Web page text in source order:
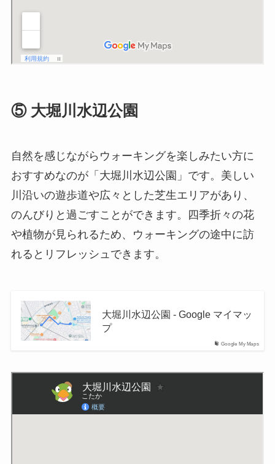
⑤ 大堀川水辺公園
自然を感じながらウォーキングを楽しみたい方に
おすすめなのが「大堀川水辺公園」です。美しい
川沿いの遊歩道や広々とした芝生エリアがあり、
のんびりと過ごすことができます。四季折々の花
や植物が見られるため、ウォーキングの途中に訪
れるとリフレッシュできます。
Google My Maps
大堀川水辺公園 - Google マイマッ
プ